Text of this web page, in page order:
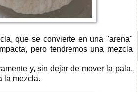
que se convierte en una "arena"
pero tendremos una mezcla
y, sin dejar de mover la pala,
la mezcla.